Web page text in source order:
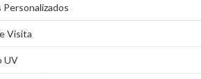
Personalizados
Visita
UV